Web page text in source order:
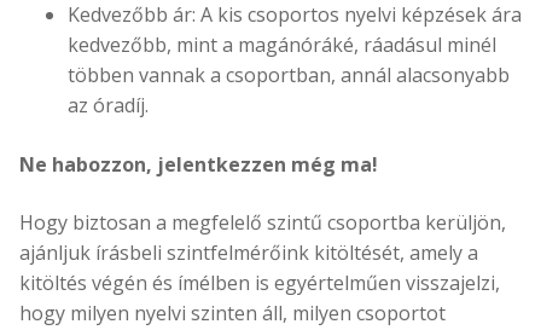
Kedvezőbb ár: A kis csoportos nyelvi képzések ára
kedvezőbb, mint a magánóráké, ráadásul minél
többen vannak a csoportban, annál alacsonyabb
az óradíj.
Ne habozzon, jelentkezzen még ma!
Hogy biztosan a megfelelő szintű csoportba kerüljön,
ajánljuk írásbeli szintfelmérőink kitöltését, amely a
kitöltés végén és ímélben is egyértelműen visszajelzi,
hogy milyen nyelvi szinten áll, milyen csoportot